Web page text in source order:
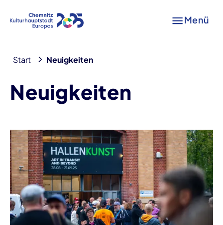
Menü
Start Neuigkeiten
Neuigkeiten